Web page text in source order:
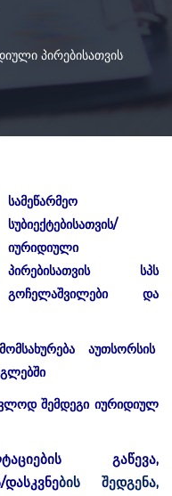
პირებისათვის
სამეწარმეო
სუბიექტებისათვის/
იურიდიული
პირებისათვის სპს
გოჩელაშვილები და
აუთსორსის
შემდეგი იურიდიულ
გაწევა,
/დასკვნების შედგენა,